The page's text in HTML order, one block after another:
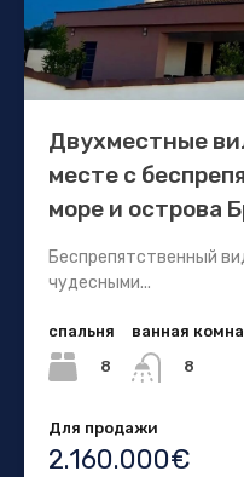
Двухместные
месте с
море и острова
Беспрепятственный
чудесными...
спальня
8
ванная
8
Для продажи
2.160.000€